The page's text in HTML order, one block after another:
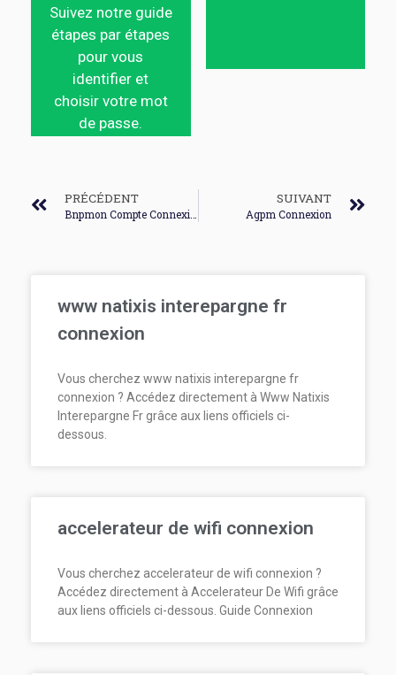
Suivez notre guide
étapes par étapes
pour vous
identifier et
choisir votre mot
de passe.
PRÉCÉDENT SUIVANT
Agpm Connexion
www natixis interepargne fr
connexion
Vous cherchez www natixis interepargne fr
connexion ? Accédez directement à Www Natixis
Interepargne Fr grâce aux liens officiels ci-
dessous.
accelerateur de wifi connexion
Vous cherchez accelerateur de wifi connexion ?
Accédez directement à Accelerateur De Wifi grâce
aux liens officiels ci-dessous. Guide Connexion